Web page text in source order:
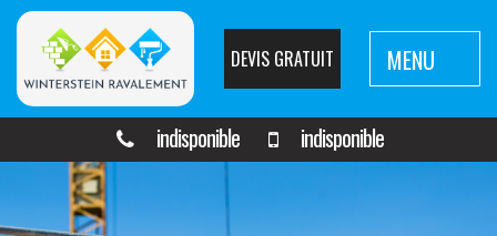
DEVIS GRATUIT MENU
indisponible indisponible